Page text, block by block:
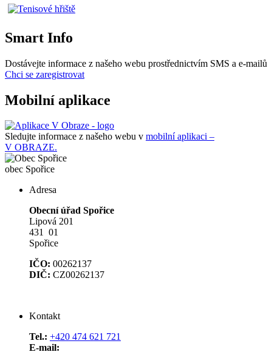
Smart Info
Dostávejte informace z našeho webu prostřednictvím SMS a e-mailů
Chci se zaregistrovat
Mobilní aplikace
Sledujte informace z našeho webu v mobilní aplikaci –
V OBRAZE.
obec Spořice
Adresa
Obecní úřad Spořice
Lipová 201
431 01
Spořice
IČO: 00262137
DIČ: CZ00262137
Kontakt
Tel.: +420 474 621 721
E-mail: